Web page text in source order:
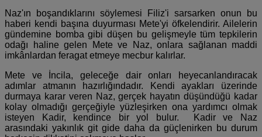
Naz'ın boşandıklarını söylemesi Filiz'i sarsarken onun bu
haberi kendi başına duyurması Mete'yi öfkelendirir. Ailelerin
gündemine bomba gibi düşen bu gelişmeyle tüm tepkilerin
odağı haline gelen Mete ve Naz, onlara sağlanan maddi
imkânlardan feragat etmeye mecbur kalırlar.
Mete ve İncila, geleceğe dair onları heyecanlandıracak
adımlar atmanın hazırlığındadır. Kendi ayakları üzerinde
durmaya karar veren Naz, gerçek hayatın düşündüğü kadar
kolay olmadığı gerçeğiyle yüzleşirken ona yardımcı olmak
isteyen Kadir, kendince bir yol bulur.
Kadir ve Naz
arasındaki yakınlık git gide daha da güçlenirken bu durum